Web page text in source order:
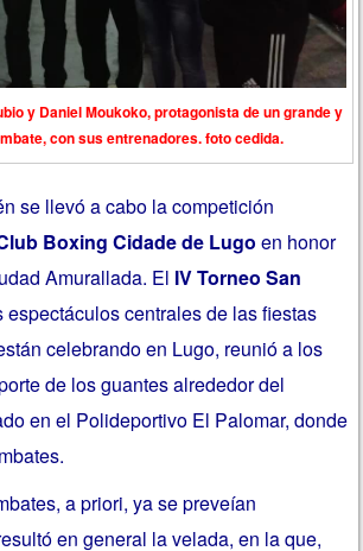
y Daniel Moukoko, protagonista de un grande y
con sus entrenadores. foto cedida.
se llevó a cabo la competición
Boxing Cidade de Lugo en honor
Amurallada. El IV Torneo San
espectáculos centrales de las fiestas
celebrando en Lugo, reunió a los
de los guantes alrededor del
en el Polideportivo El Palomar, donde
a priori, ya se preveían
en general la velada, en la que,